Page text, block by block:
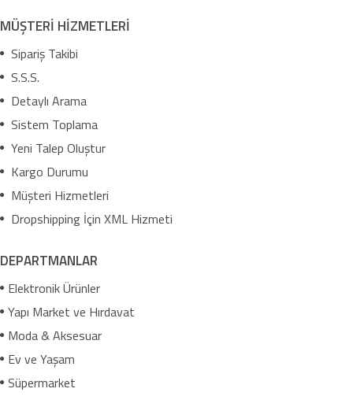
MÜŞTERİ HİZMETLERİ
Sipariş Takibi
S.S.S.
Detaylı Arama
Sistem Toplama
Yeni Talep Oluştur
Kargo Durumu
Müşteri Hizmetleri
Dropshipping İçin XML Hizmeti
DEPARTMANLAR
Elektronik Ürünler
Yapı Market ve Hırdavat
Moda & Aksesuar
Ev ve Yaşam
Süpermarket